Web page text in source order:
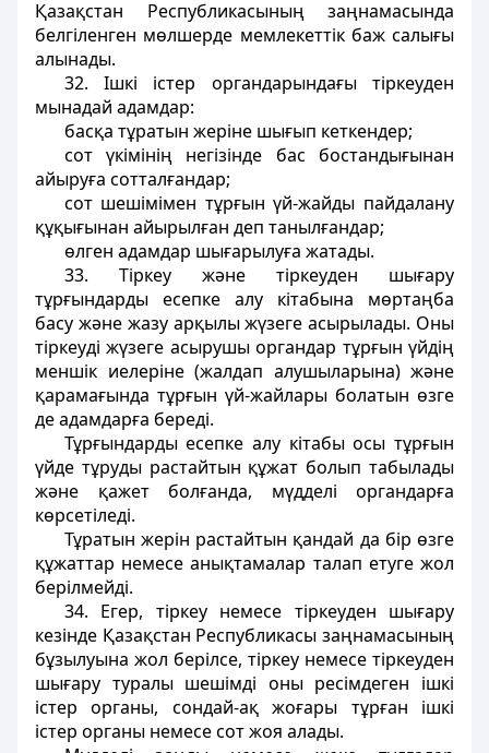
Қазақстан Республикасының заңнамасында
белгіленген мөлшерде мемлекеттік баж салығы
алынады.
32. Ішкі істер органдарындағы тіркеуден
мынадай адамдар:
басқа тұратын жеріне шығып кеткендер;
сот үкімінің негізінде бас бостандығынан
айыруға сотталғандар;
сот шешімімен тұрғын үй-жайды пайдалану
құқығынан айырылған деп танылғандар;
өлген адамдар шығарылуға жатады.
33. Тіркеу және тіркеуден шығару
тұрғындарды есепке алу кітабына мөртаңба
басу және жазу арқылы жүзеге асырылады. Оны
тіркеуді жүзеге асырушы органдар тұрғын үйдің
меншік иелеріне (жалдап алушыларына) және
қарамағында тұрғын үй-жайлары болатын өзге
де адамдарға береді.
Тұрғындарды есепке алу кітабы осы тұрғын
үйде тұруды растайтын құжат болып табылады
және қажет болғанда, мүдделі органдарға
көрсетіледі.
Тұратын жерін растайтын қандай да бір өзге
құжаттар немесе анықтамалар талап етуге жол
берілмейді.
34. Егер, тіркеу немесе тіркеуден шығару
кезінде Қазақстан Республикасы заңнамасының
бұзылуына жол берілсе, тіркеу немесе тіркеуден
шығару туралы шешімді оны ресімдеген ішкі
істер органы, сондай-ақ жоғары тұрған ішкі
істер органы немесе сот жоя алады.